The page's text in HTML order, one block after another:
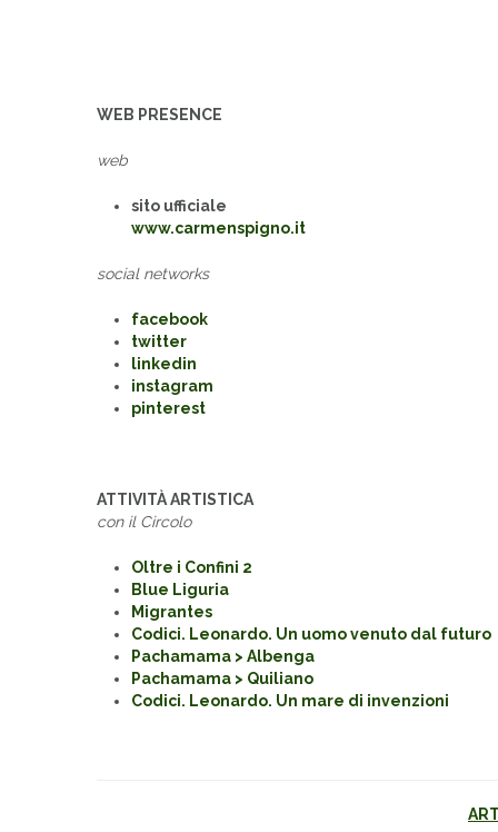
WEB PRESENCE
web
sito ufficiale
www.carmenspigno.it
social networks
facebook
twitter
linkedin
instagram
pinterest
ATTIVITÀ ARTISTICA
con il Circolo
Oltre i Confini 2
Blue Liguria
Migrantes
Codici. Leonardo. Un uomo venuto dal futuro
Pachamama > Albenga
Pachamama > Quiliano
Codici. Leonardo. Un mare di invenzioni